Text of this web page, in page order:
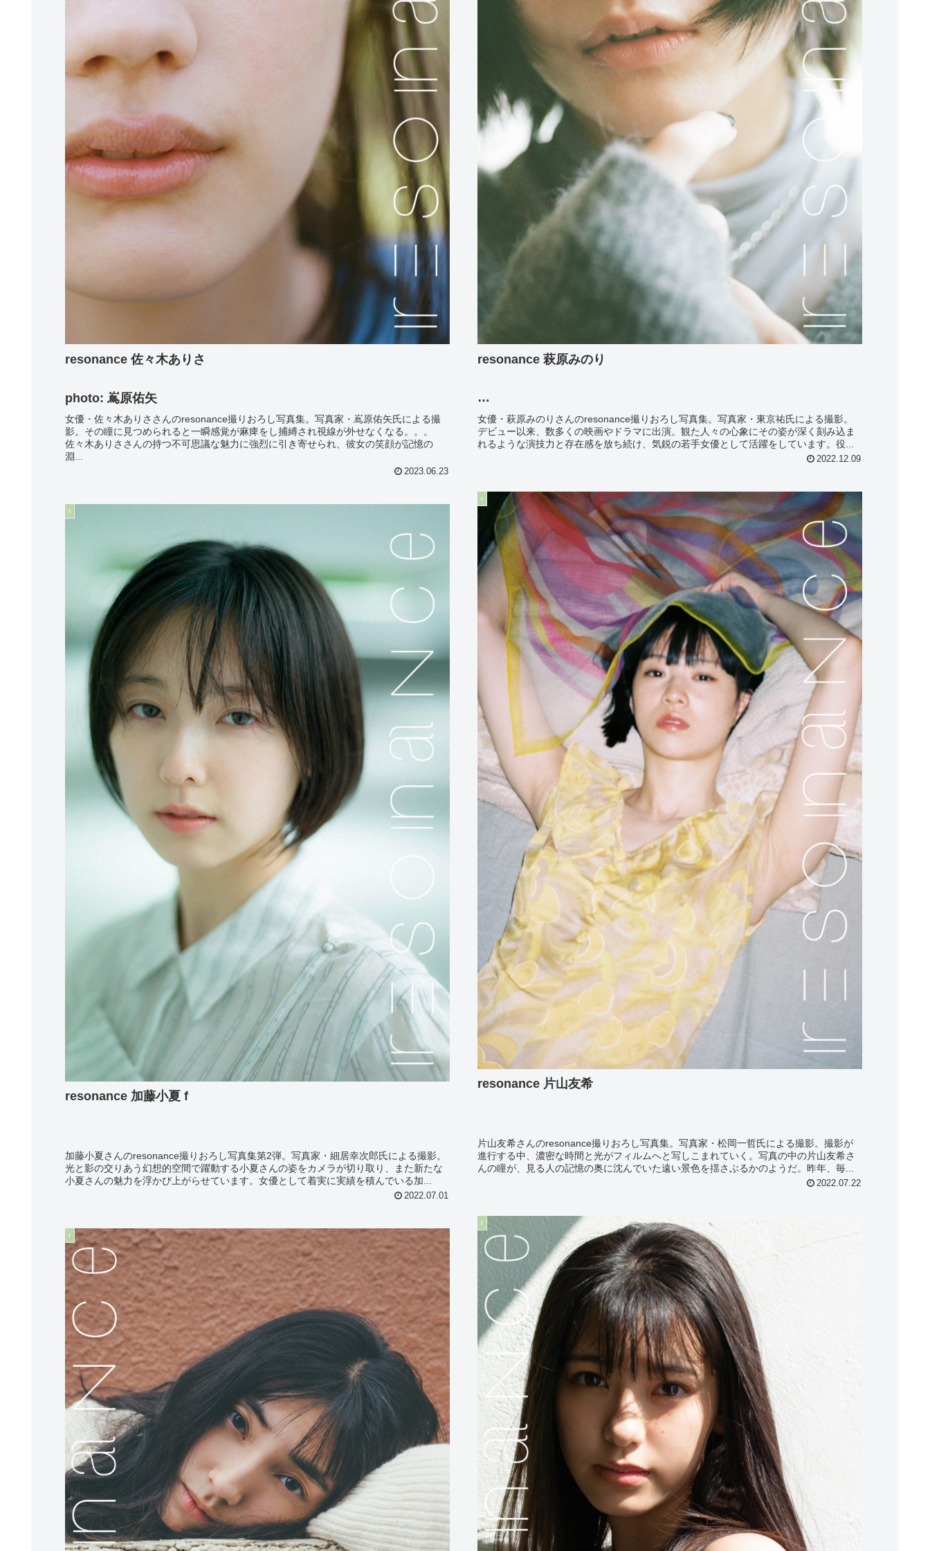
resonance 佐々木ありさ
photo: 嶌原佑矢
女優・佐々木ありささんのresonance撮りおろし写真集。写真家・嶌原佑矢氏による撮
影。その瞳に見つめられると一瞬感覚が麻痺をし捕縛され視線が外せなくなる。。。
佐々木ありささんの持つ不可思議な魅力に強烈に引き寄せられ、彼女の笑顔が記憶の
淵...
2023.06.23
resonance 萩原みのり
photo: 東京祐
女優・萩原みのりさんのresonance撮りおろし写真集。写真家・東京祐氏による撮影。
デビュー以来、数多くの映画やドラマに出演。観た人々の心象にその姿が深く刻み込ま
れるような演技力と存在感を放ち続け、気鋭の若手女優として活躍をしています。役...
2022.12.09
r
resonance 片山友希
photo: 松岡一哲
片山友希さんのresonance撮りおろし写真集。写真家・松岡一哲氏による撮影。撮影が
進行する中、濃密な時間と光がフィルムへと写しこまれていく。写真の中の片山友希さ
んの瞳が、見る人の記憶の奥に沈んでいた遠い景色を揺さぶるかのようだ。昨年、毎...
2022.07.22
r
resonance 加藤小夏 f
photo: 細居幸次郎
加藤小夏さんのresonance撮りおろし写真集第2弾。写真家・細居幸次郎氏による撮影。
光と影の交りあう幻想的空間で躍動する小夏さんの姿をカメラが切り取り、また新たな
小夏さんの魅力を浮かび上がらせています。女優として着実に実績を積んでいる加...
2022.07.01
r
r